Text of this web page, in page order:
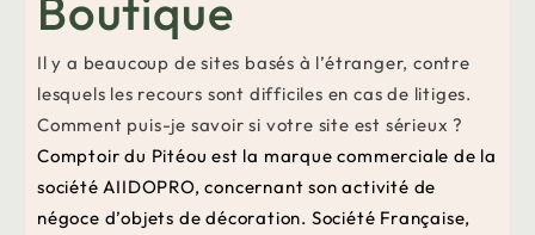
Il y a beaucoup de sites basés à l’étranger, contre
lesquels les recours sont difficiles en cas de litiges.
Comment puis-je savoir si votre site est sérieux ?
Comptoir du Pitéou est la marque commerciale de la
société AIIDOPRO, concernant son activité de
négoce d’objets de décoration. Société Française,